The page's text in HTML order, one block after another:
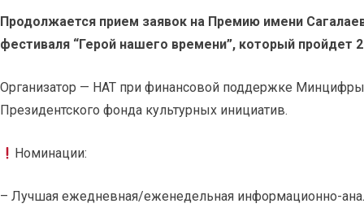
Продолжается прием заявок на Премию имени
фестиваля “Герой нашего времени”, который пройдет
Организатор — НАТ при финансовой поддержке
Президентского фонда культурных инициатив.
Номинации:
– Лучшая ежедневная/еженедельная информационно-